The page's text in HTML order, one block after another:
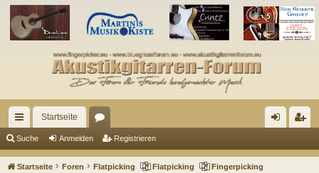
ch
ne
Startseite
en m ist
Suche Anmelden Registrieren
Startseite Foren Flatpicking Flatpicking
Fingerpicking